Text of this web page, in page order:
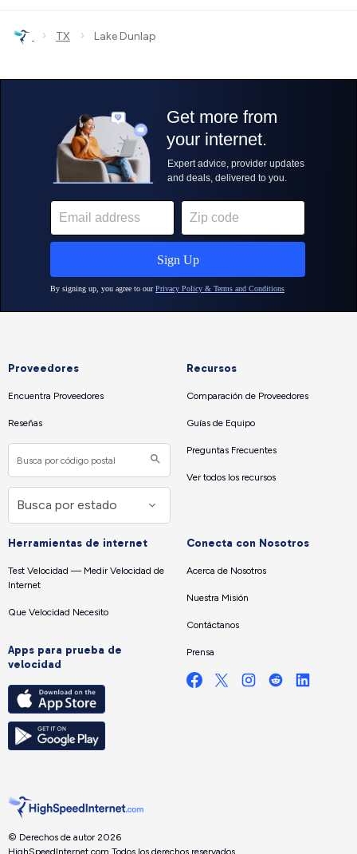
› TX › Lake Dunlap
Proveedores
Encuentra Proveedores
Reseñas
Recursos
Comparación de Proveedores
Guías de Equipo
Preguntas Frecuentes
Ver todos los recursos
Herramientas de internet
Test Velocidad — Medir Velocidad de
Internet
Que Velocidad Necesito
Apps para prueba de
velocidad
Conecta con Nosotros
Acerca de Nosotros
Nuestra Misión
Contáctanos
Prensa
© Derechos de autor 2026